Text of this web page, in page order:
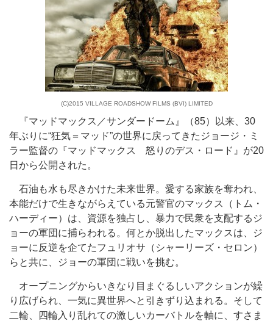
(C)2015 VILLAGE ROADSHOW FILMS (BVI) LIMITED
『マッドマックス／サンダードーム』（85）以来、30
年ぶりに“狂気＝マッド”の世界に戻ってきたジョージ・ミ
ラー監督の『マッドマックス 怒りのデス・ロード』が20
日から公開された。
石油も水も尽きかけた未来世界。愛する家族を奪われ、
本能だけで生きながらえている元警官のマックス（トム・
ハーディー）は、資源を独占し、暴力で民衆を支配するジ
ョーの軍団に捕らわれる。何とか脱出したマックスは、ジ
ョーに反逆を企てたフュリオサ（シャーリーズ・セロン）
らと共に、ジョーの軍団に戦いを挑む。
オープニングからいきなり目まぐるしいアクションが繰
り広げられ、一気に異世界へと引きずり込まれる。そして
二輪、四輪入り乱れての激しいカーバトルを軸に、すさま